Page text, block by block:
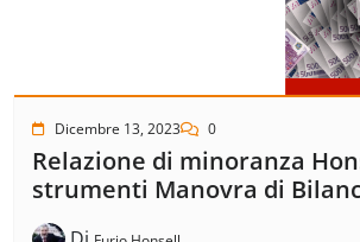
Dicembre 13, 2023 0
Relazione di minoranza
strumenti Manovra di